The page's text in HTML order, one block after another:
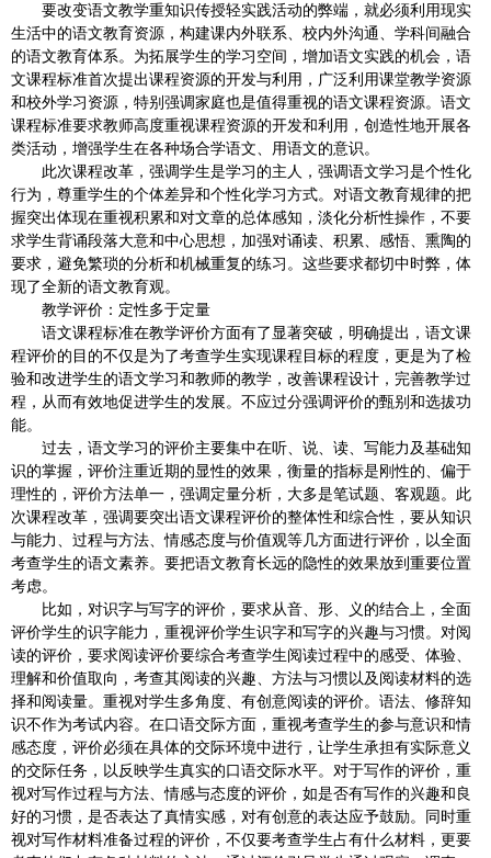
要改变语文教学重知识传授轻实践活动的弊端，就必须利用现实
生活中的语文教育资源，构建课内外联系、校内外沟通、学科间融合
的语文教育体系。为拓展学生的学习空间，增加语文实践的机会，语
文课程标准首次提出课程资源的开发与利用，广泛利用课堂教学资源
和校外学习资源，特别强调家庭也是值得重视的语文课程资源。语文
课程标准要求教师高度重视课程资源的开发和利用，创造性地开展各
类活动，增强学生在各种场合学语文、用语文的意识。
此次课程改革，强调学生是学习的主人，强调语文学习是个性化
行为，尊重学生的个体差异和个性化学习方式。对语文教育规律的把
握突出体现在重视积累和对文章的总体感知，淡化分析性操作，不要
求学生背诵段落大意和中心思想，加强对诵读、积累、感悟、熏陶的
要求，避免繁琐的分析和机械重复的练习。这些要求都切中时弊，体
现了全新的语文教育观。
教学评价：定性多于定量
语文课程标准在教学评价方面有了显著突破，明确提出，语文课
程评价的目的不仅是为了考查学生实现课程目标的程度，更是为了检
验和改进学生的语文学习和教师的教学，改善课程设计，完善教学过
程，从而有效地促进学生的发展。不应过分强调评价的甄别和选拔功
能。
过去，语文学习的评价主要集中在听、说、读、写能力及基础知
识的掌握，评价注重近期的显性的效果，衡量的指标是刚性的、偏于
理性的，评价方法单一，强调定量分析，大多是笔试题、客观题。此
次课程改革，强调要突出语文课程评价的整体性和综合性，要从知识
与能力、过程与方法、情感态度与价值观等几方面进行评价，以全面
考查学生的语文素养。要把语文教育长远的隐性的效果放到重要位置
考虑。
比如，对识字与写字的评价，要求从音、形、义的结合上，全面
评价学生的识字能力，重视评价学生识字和写字的兴趣与习惯。对阅
读的评价，要求阅读评价要综合考查学生阅读过程中的感受、体验、
理解和价值取向，考查其阅读的兴趣、方法与习惯以及阅读材料的选
择和阅读量。重视对学生多角度、有创意阅读的评价。语法、修辞知
识不作为考试内容。在口语交际方面，重视考查学生的参与意识和情
感态度，评价必须在具体的交际环境中进行，让学生承担有实际意义
的交际任务，以反映学生真实的口语交际水平。对于写作的评价，重
视对写作过程与方法、情感与态度的评价，如是否有写作的兴趣和良
好的习惯，是否表达了真情实感，对有创意的表达应予鼓励。同时重
视对写作材料准备过程的评价，不仅要考查学生占有什么材料，更要